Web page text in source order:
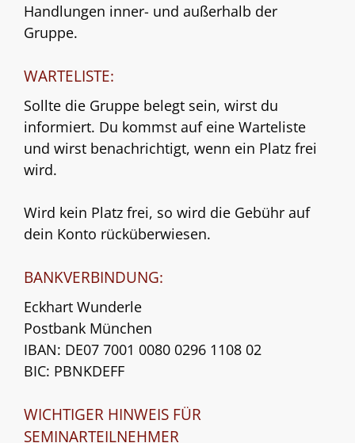
Handlungen inner- und außerhalb der
Gruppe.
WARTELISTE:
Sollte die Gruppe belegt sein, wirst du
informiert. Du kommst auf eine Warteliste
und wirst benachrichtigt, wenn ein Platz frei
wird.
Wird kein Platz frei, so wird die Gebühr auf
dein Konto rücküberwiesen.
BANKVERBINDUNG:
Eckhart Wunderle
Postbank München
IBAN: DE07 7001 0080 0296 1108 02
BIC: PBNKDEFF
WICHTIGER HINWEIS FÜR
SEMINARTEILNEHMER